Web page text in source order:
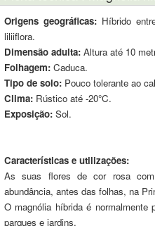
Origens geográficas:Híbrido
liliiflora.
Dimensão adulta: Altura até 10
Folhagem: Caduca.
Tipo de solo: Pouco tolerante ao
Clima: Rústico até -20°C.
Exposição: Sol.
Características e utilizações:
As suas flores de cor rosa
abundância, antes das folhas, na
O magnólia híbrida é normalmente
parques e jardins.